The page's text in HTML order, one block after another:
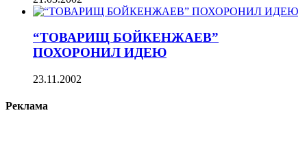
“ТОВАРИЩ БОЙКЕНЖАЕВ”
ПОХОРОНИЛ ИДЕЮ
23.11.2002
Реклама